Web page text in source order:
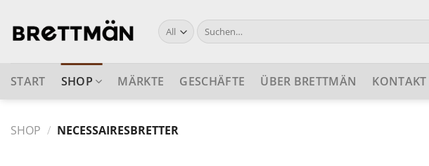
content
Suche
nach:
START SHOP MÄRKTE GESCHÄFTE ÜBER BRETTMÄN KONTAKT
SHOP / NECESSAIRESBRETTER